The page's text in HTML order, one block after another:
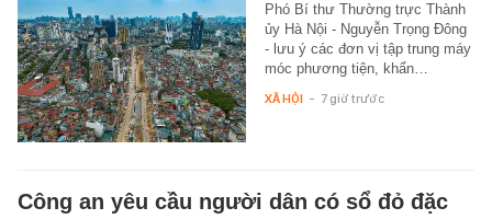
Phó Bí thư Thường trực Thành
ủy Hà Nội - Nguyễn Trọng Đông
- lưu ý các đơn vị tập trung máy
móc phương tiện, khẩn…
XÃ HỘI - 7 giờ trước
Công an yêu cầu người dân có sổ đỏ đặc